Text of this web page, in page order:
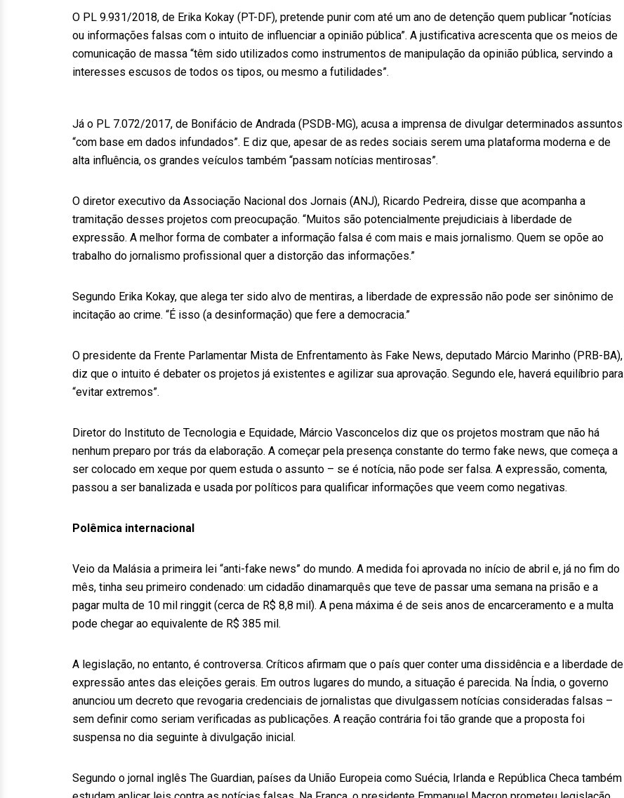
O PL 9.931/2018, de Erika Kokay (PT-DF), pretende punir com até um ano de detenção quem publicar “notícias
ou informações falsas com o intuito de influenciar a opinião pública”. A justificativa acrescenta que os meios de
comunicação de massa “têm sido utilizados como instrumentos de manipulação da opinião pública, servindo a
interesses escusos de todos os tipos, ou mesmo a futilidades”.
Já o PL 7.072/2017, de Bonifácio de Andrada (PSDB-MG), acusa a imprensa de divulgar determinados assuntos
“com base em dados infundados”. E diz que, apesar de as redes sociais serem uma plataforma moderna e de
alta influência, os grandes veículos também “passam notícias mentirosas”.
O diretor executivo da Associação Nacional dos Jornais (ANJ), Ricardo Pedreira, disse que acompanha a
tramitação desses projetos com preocupação. “Muitos são potencialmente prejudiciais à liberdade de
expressão. A melhor forma de combater a informação falsa é com mais e mais jornalismo. Quem se opõe ao
trabalho do jornalismo profissional quer a distorção das informações.”
Segundo Erika Kokay, que alega ter sido alvo de mentiras, a liberdade de expressão não pode ser sinônimo de
incitação ao crime. “É isso (a desinformação) que fere a democracia.”
O presidente da Frente Parlamentar Mista de Enfrentamento às Fake News, deputado Márcio Marinho (PRB-BA),
diz que o intuito é debater os projetos já existentes e agilizar sua aprovação. Segundo ele, haverá equilíbrio para
“evitar extremos”.
Diretor do Instituto de Tecnologia e Equidade, Márcio Vasconcelos diz que os projetos mostram que não há
nenhum preparo por trás da elaboração. A começar pela presença constante do termo fake news, que começa a
ser colocado em xeque por quem estuda o assunto – se é notícia, não pode ser falsa. A expressão, comenta,
passou a ser banalizada e usada por políticos para qualificar informações que veem como negativas.
Polêmica internacional
Veio da Malásia a primeira lei “anti-fake news” do mundo. A medida foi aprovada no início de abril e, já no fim do
mês, tinha seu primeiro condenado: um cidadão dinamarquês que teve de passar uma semana na prisão e a
pagar multa de 10 mil ringgit (cerca de R$ 8,8 mil). A pena máxima é de seis anos de encarceramento e a multa
pode chegar ao equivalente de R$ 385 mil.
A legislação, no entanto, é controversa. Críticos afirmam que o país quer conter uma dissidência e a liberdade de
expressão antes das eleições gerais. Em outros lugares do mundo, a situação é parecida. Na Índia, o governo
anunciou um decreto que revogaria credenciais de jornalistas que divulgassem notícias consideradas falsas –
sem definir como seriam verificadas as publicações. A reação contrária foi tão grande que a proposta foi
suspensa no dia seguinte à divulgação inicial.
Segundo o jornal inglês The Guardian, países da União Europeia como Suécia, Irlanda e República Checa também